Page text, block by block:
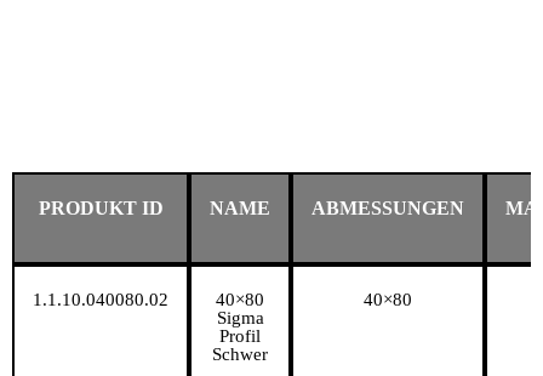
PRODUKT ID NAME ABMESSUNGEN
1.1.10.040080.02
40×80
Sigma
Profil
Schwer
40×80